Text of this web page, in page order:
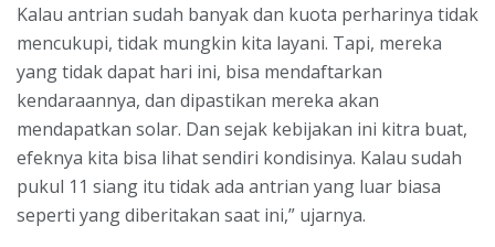
Kalau antrian sudah banyak dan kuota perharinya tidak
mencukupi, tidak mungkin kita layani. Tapi, mereka
yang tidak dapat hari ini, bisa mendaftarkan
kendaraannya, dan dipastikan mereka akan
mendapatkan solar. Dan sejak kebijakan ini kitra buat,
efeknya kita bisa lihat sendiri kondisinya. Kalau sudah
pukul 11 siang itu tidak ada antrian yang luar biasa
seperti yang diberitakan saat ini,” ujarnya.